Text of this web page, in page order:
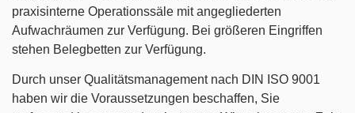
praxisinterne Operationssäle mit angegliederten
Aufwachräumen zur Verfügung. Bei größeren Eingriffen
stehen Belegbetten zur Verfügung.
Durch unser Qualitätsmanagement nach DIN ISO 9001
haben wir die Voraussetzungen beschaffen, Sie